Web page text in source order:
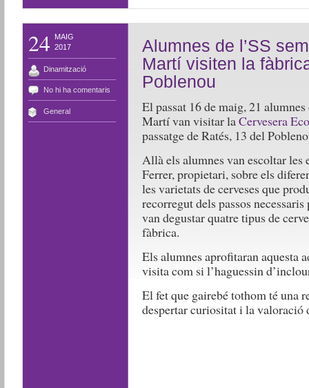
24
MAIG
2017
Dinamització
No hi ha comentaris
General
Alumnes de l’SS
Martí visiten la
Poblenou
El passat 16 de maig, 21
Martí van visitar laCervesera
passatge de Ratés, 13 del
Allà els alumnes van escoltar les
Ferrer, propietari, sobre els
les varietats de cerveses que
recorregut dels passos
van degustar quatre tipus de
fàbrica.
Els alumnes aprofitaran aquesta
visita com si l’haguessin
El fet que gairebé tothom té una
despertar curiositat i la valoració